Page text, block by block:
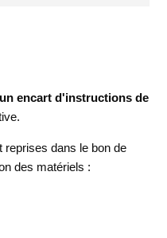
un encart d'instructions de
reprises dans le bon de
des matériels :